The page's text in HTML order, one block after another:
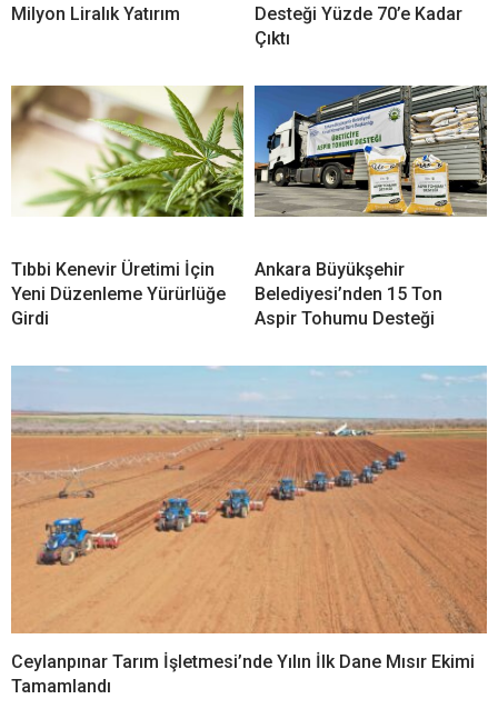
Milyon Liralık Yatırım
Desteği Yüzde 70’e Kadar
Çıktı
Tıbbi Kenevir Üretimi İçin
Yeni Düzenleme Yürürlüğe
Girdi
Ankara Büyükşehir
Belediyesi’nden 15 Ton
Aspir Tohumu Desteği
Ceylanpınar Tarım İşletmesi’nde Yılın İlk Dane Mısır Ekimi
Tamamlandı